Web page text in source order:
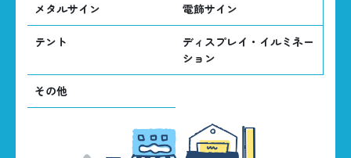
メタルサイン 電飾サイン
テント
ディスプレイ・イルミネー
ション
その他